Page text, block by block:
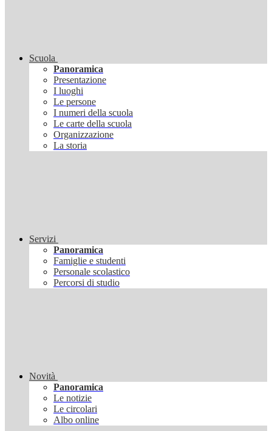
Scuola
Panoramica
Presentazione
I luoghi
Le persone
I numeri della scuola
Le carte della scuola
Organizzazione
La storia
Servizi
Panoramica
Famiglie e studenti
Personale scolastico
Percorsi di studio
Novità
Panoramica
Le notizie
Le circolari
Albo online